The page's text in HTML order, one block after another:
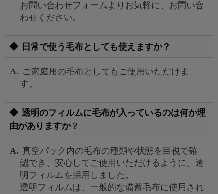
お問い合わせフォームよりお気軽に、お問い合
わせください。
日常で使う毛布としても使えますか？
ご家庭用の毛布としてもご使用いただけま
す。
透明のフィルムに毛布が入っているのは何か理
由がありますか？
真空パック内の毛布の種類や状態を目視で確
認でき、安心してご使用いただけるように、透
明フィルムを採用しました。
透明フィルムは、一般的な備蓄毛布に使用され